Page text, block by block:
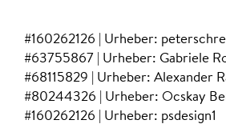
#160262126 | Urheber:
#63755867 | Urheber: Gabriele
#68115829 | Urheber: Alexander
#80244326 | Urheber: Ocskay
#160262126 | Urheber: psdesign1